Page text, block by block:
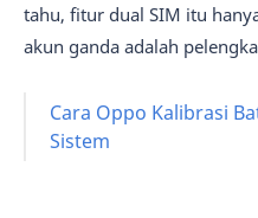
tahu, fitur dual SIM itu
akun ganda adalah
Cara Oppo Kalibrasi
Sistem